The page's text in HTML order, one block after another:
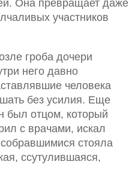
Она превращает даже
участников
гроба дочери
него давно
человека
без усилия. Еще
был отцом, который
с врачами, искал
стояла
ссутулившаяся,